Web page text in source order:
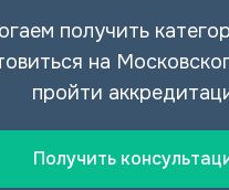
получить
на
пройти
Получить